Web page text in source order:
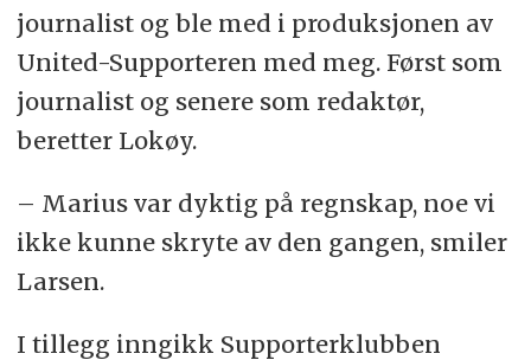
journalist og ble med i produksjonen av
United-Supporteren med meg. Først som
journalist og senere som redaktør,
beretter Lokøy.
– Marius var dyktig på regnskap, noe vi
ikke kunne skryte av den gangen, smiler
Larsen.
I tillegg inngikk Supporterklubben